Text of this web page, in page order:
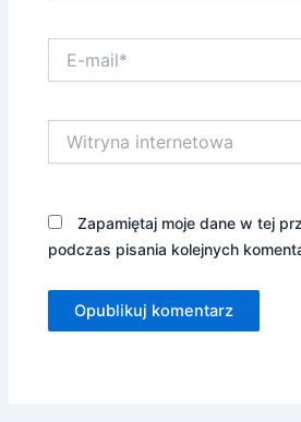
mail*
internetowa
Zapamiętaj moje dane w tej
podczas pisania kolejnych